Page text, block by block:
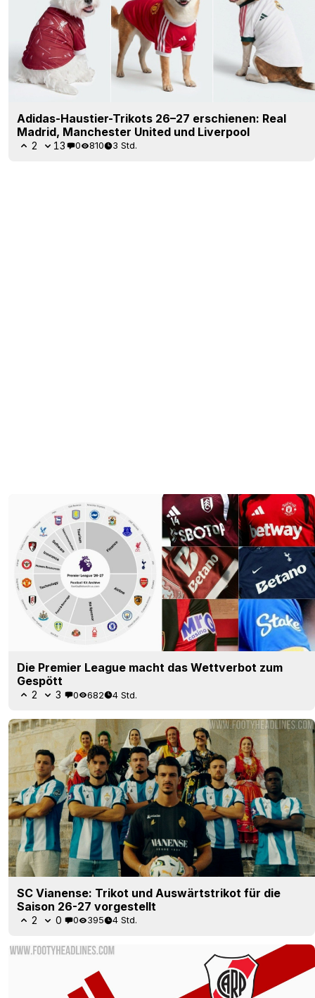
Adidas-Haustier-Trikots 26–27 erschienen: Real
Madrid, Manchester United und Liverpool
2 13 0 810 3 Std.
Die Premier League macht das Wettverbot zum
Gespött
2 3 0 682 4 Std.
SC Vianense: Trikot und Auswärtstrikot für die
Saison 26-27 vorgestellt
2 0 0 395 4 Std.